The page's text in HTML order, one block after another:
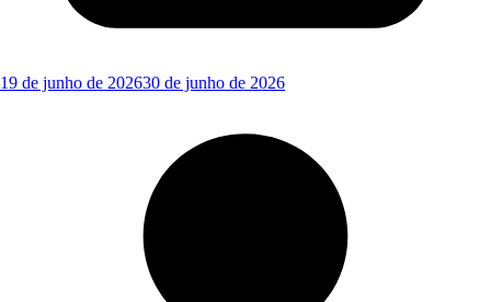
19 de junho de 202630 de junho de 2026